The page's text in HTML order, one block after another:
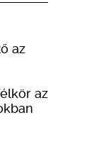
az
az